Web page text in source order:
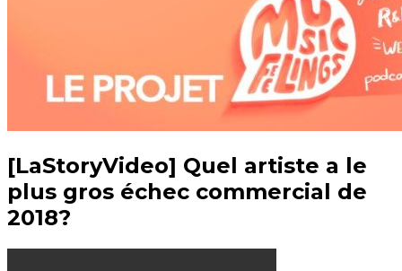
[LaStoryVideo] Quel artiste a le
plus gros échec commercial de
2018?